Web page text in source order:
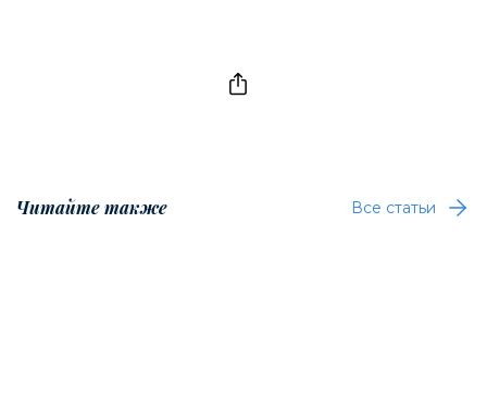
Читайте также Все статьи